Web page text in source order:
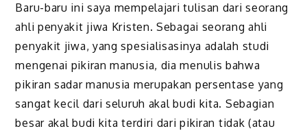
Baru-baru ini saya mempelajari tulisan dari seorang
ahli penyakit jiwa Kristen. Sebagai seorang ahli
penyakit jiwa, yang spesialisasinya adalah studi
mengenai pikiran manusia, dia menulis bahwa
pikiran sadar manusia merupakan persentase yang
sangat kecil dari seluruh akal budi kita. Sebagian
besar akal budi kita terdiri dari pikiran tidak (atau